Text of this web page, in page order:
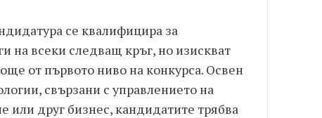
се квалифицира за
на всеки следващ кръг, но изискват
от първото ниво на конкурса. Освен
свързани с управлението на
или друг бизнес, кандидатите трябва